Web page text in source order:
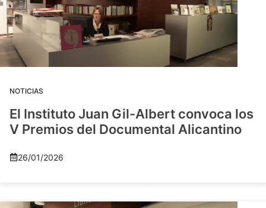
NOTICIAS
El Instituto Juan Gil-Albert convoca los
V Premios del Documental Alicantino
26/01/2026